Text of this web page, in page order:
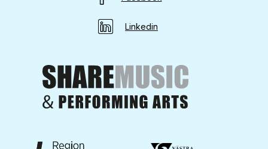
Linkedin